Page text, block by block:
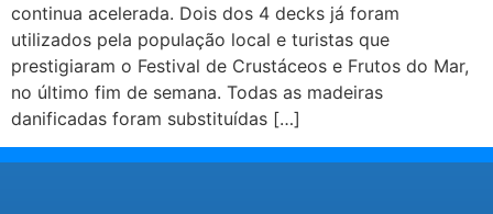
continua acelerada. Dois dos 4 decks já foram
utilizados pela população local e turistas que
prestigiaram o Festival de Crustáceos e Frutos do Mar,
no último fim de semana. Todas as madeiras
danificadas foram substituídas […]